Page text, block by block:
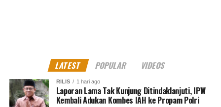
LATEST POPULAR VIDEOS
RILIS 1 hari ago
Laporan Lama Tak Kunjung Ditindaklanjuti, IPW
Kembali Adukan Kombes IAH ke Propam Polri